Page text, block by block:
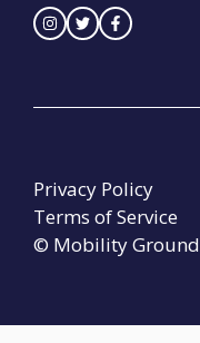
© Mobility Ground
Privacy Policy
Terms of Service